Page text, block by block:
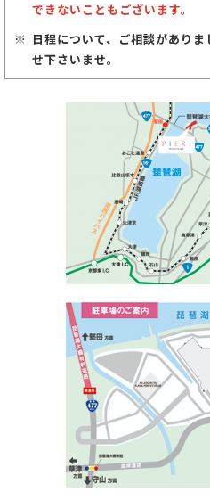
できないこともございます。
日程について、ご相談があり
せ下さいませ。